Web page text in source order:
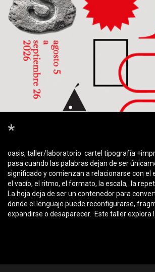
*
oasis, taller/laboratorio ​ cartel tipografía +impresión offset: ​ ¿Qué
pasa cuando las palabras dejan de ser
significado y comienzan a relacionarse con el
el vacío, el ritmo, el formato, la escala, la
La hoja deja de ser un contenedor para
donde el lenguaje puede reconfigurarse,
expandirse o desaparecer. ​ Este taller explora la escritura como un
proyecto propio de cartel mediante ejercicios,